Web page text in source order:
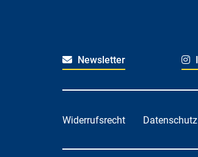
Newsletter
Widerrufsrecht Datenschutz